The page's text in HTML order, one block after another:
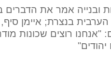
ובנייה אמר את הדברים
בנצרת; איימן
רוצים שכונות